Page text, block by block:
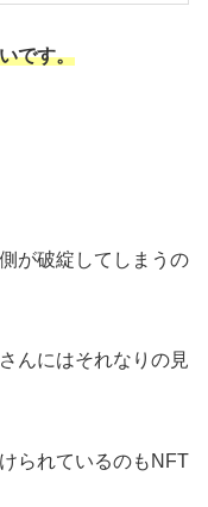
です。
が破綻してしまうの
んにはそれなりの見
られているのもNFT